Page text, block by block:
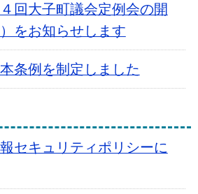
回大子町議会定例会の開
をお知らせします
条例を制定しました
セキュリティポリシーに